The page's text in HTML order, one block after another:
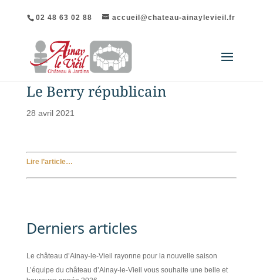
02 48 63 02 88 accueil@chateau-ainaylevieil.fr
Le Berry républicain
28 avril 2021
Lire l’article…
Derniers articles
Le château d’Ainay-le-Vieil rayonne pour la nouvelle saison
L’équipe du château d’Ainay-le-Vieil vous souhaite une belle et